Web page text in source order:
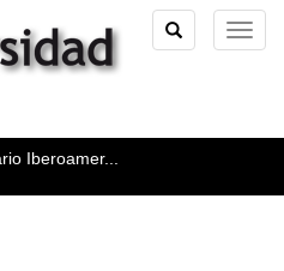
TOGGLE
SEARCH
Iberoamer...